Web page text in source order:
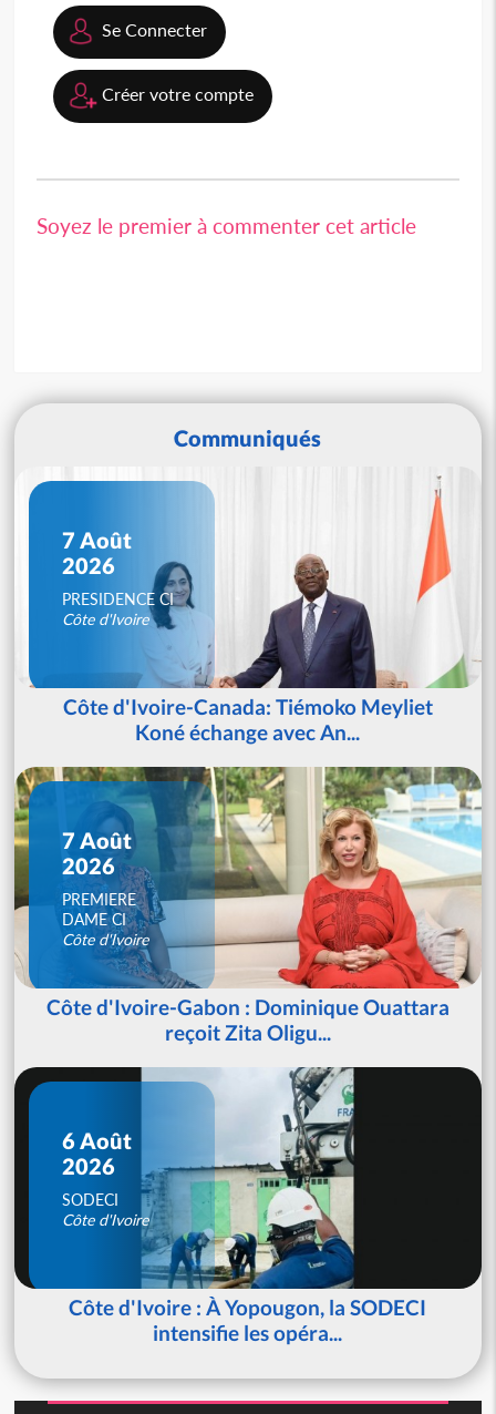
Se Connecter
Créer votre compte
Soyez le premier à commenter cet article
Communiqués
7 Août
2026
PRESIDENCE CI
Côte d'Ivoire
Côte d'Ivoire-Canada: Tiémoko Meyliet
Koné échange avec An...
7 Août
2026
PREMIERE
DAME CI
Côte d'Ivoire
Côte d'Ivoire-Gabon : Dominique Ouattara
reçoit Zita Oligu...
6 Août
2026
SODECI
Côte d'Ivoire
Côte d'Ivoire : À Yopougon, la SODECI
intensifie les opéra...